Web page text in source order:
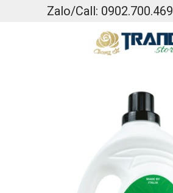
Zalo/Call: 0902.700.469